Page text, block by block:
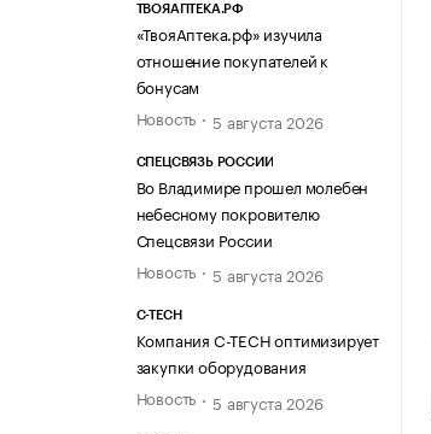
ТВОЯАПТЕКА.РФ
«ТвояАптека.рф» изучила
отношение покупателей к
бонусам
Новость
5 августа 2026
СПЕЦСВЯЗЬ РОССИИ
Во Владимире прошел молебен
небесному покровителю
Спецсвязи России
Новость
5 августа 2026
C-TECH
Компания C-TECH оптимизирует
закупки оборудования
Новость
5 августа 2026